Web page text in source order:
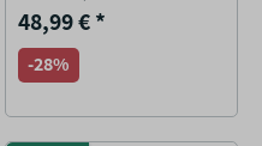
48,99 €*
-28%